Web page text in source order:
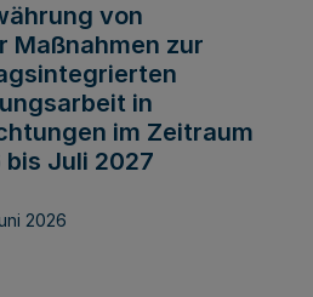
von
Maßnahmen zur
in
im Zeitraum
Juli 2027
2026